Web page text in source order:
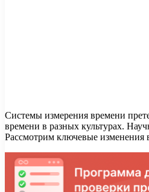
Системы измерения времени
времени в разных культурах.
Рассмотрим ключевые изменения